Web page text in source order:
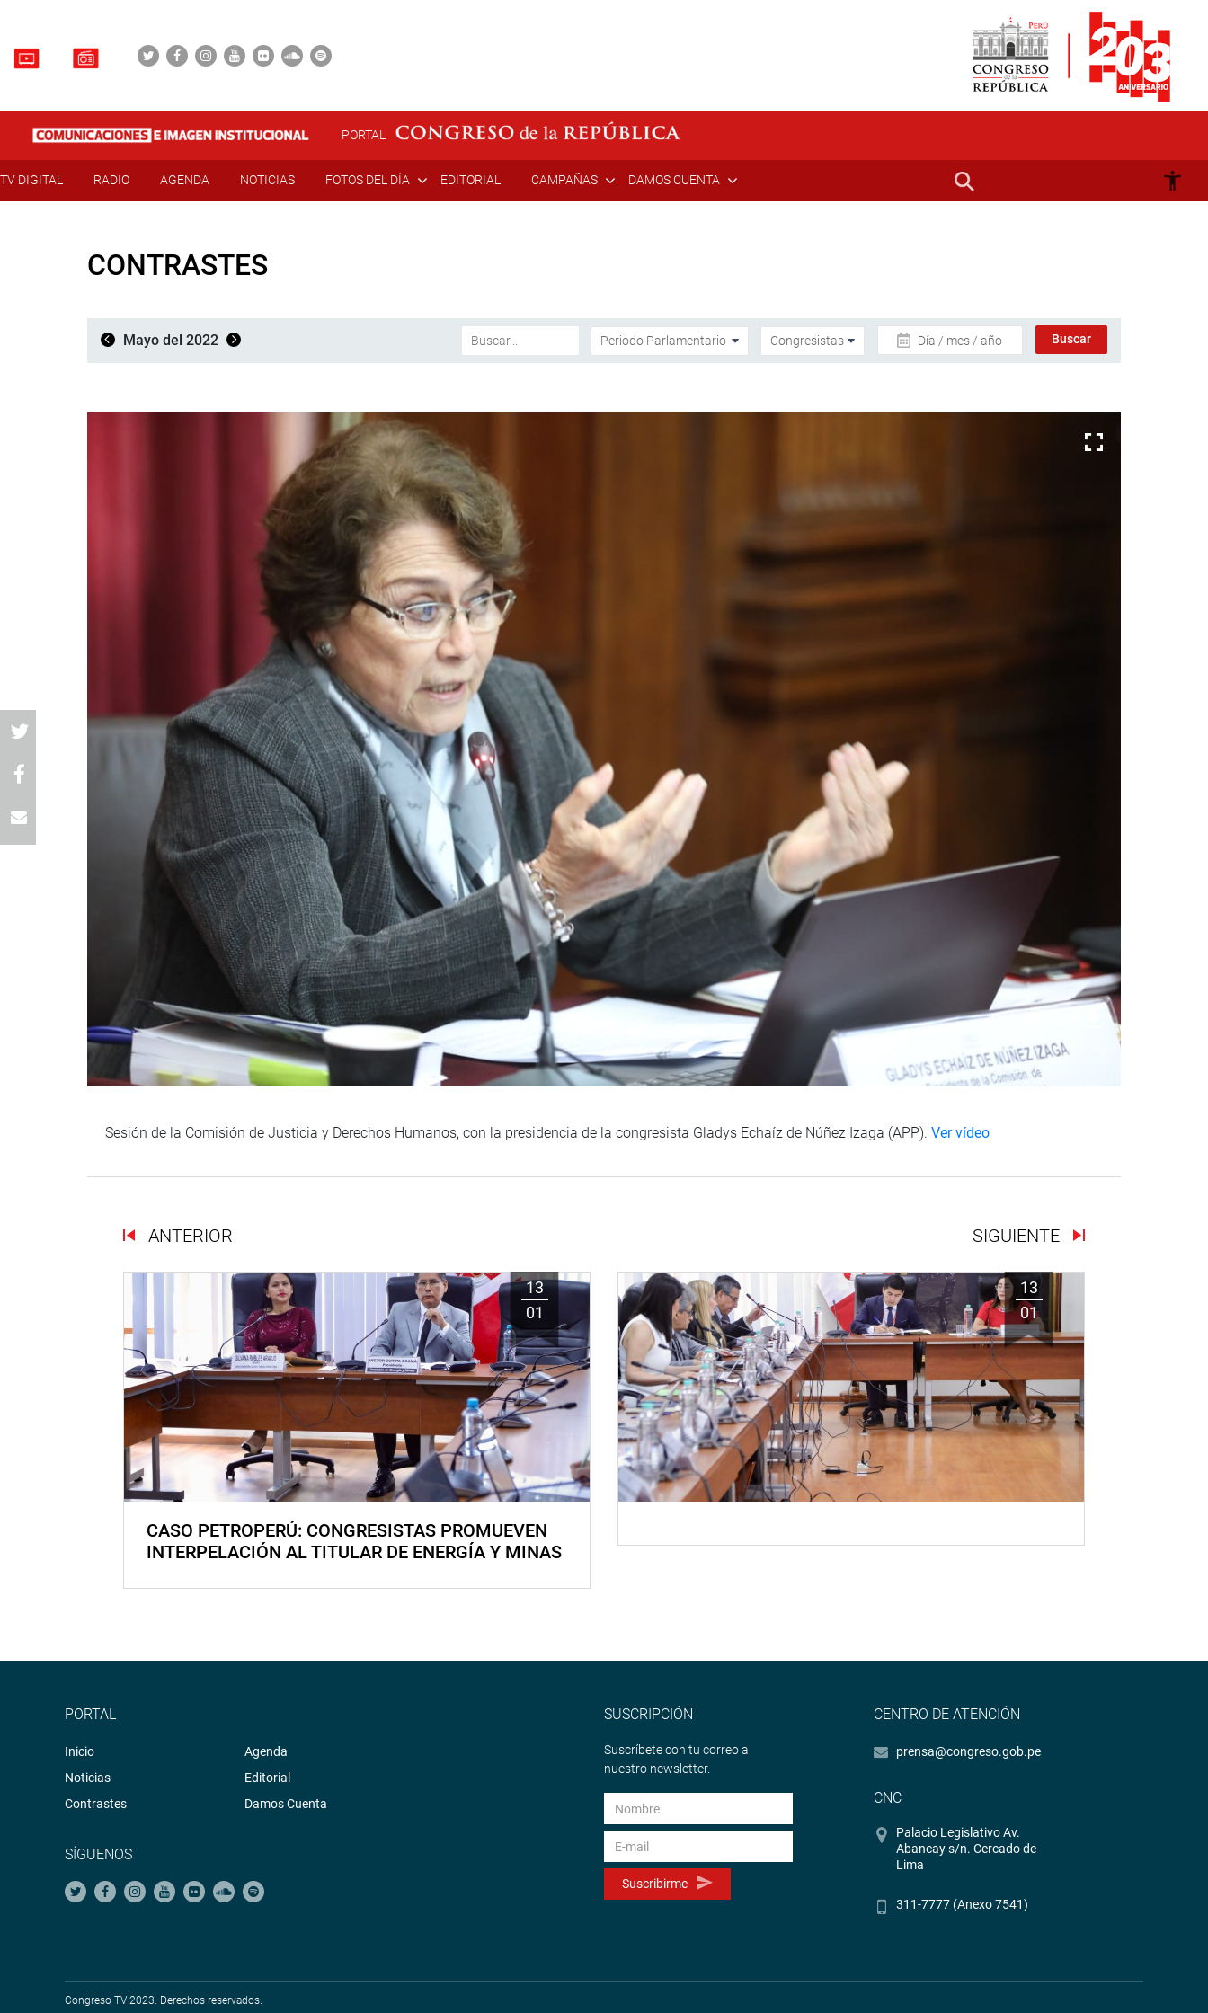
PORTAL
TV DIGITAL RADIO AGENDA NOTICIAS FOTOS DEL DÍA EDITORIAL CAMPAÑAS DAMOS CUENTA
CONTRASTES
Mayo del 2022 Día / mes / año
Descargar foto
Sesión de la Comisión de Justicia y Derechos Humanos, con la presidencia de la congresista Gladys Echaíz de Núñez Izaga (APP). Ver vídeo
ANTERIOR SIGUIENTE
13
01
CASO PETROPERÚ: CONGRESISTAS PROMUEVEN
INTERPELACIÓN AL TITULAR DE ENERGÍA Y MINAS
13
01
PORTAL
Inicio
Noticias
Contrastes
Agenda
Editorial
Damos Cuenta
SÍGUENOS
SUSCRIPCIÓN
Suscríbete con tu correo a
nuestro newsletter.
Suscribirme
CENTRO DE ATENCIÓN
prensa@congreso.gob.pe
CNC
Palacio Legislativo Av.
Abancay s/n. Cercado de
Lima
311-7777 (Anexo 7541)
Congreso TV 2023. Derechos reservados.